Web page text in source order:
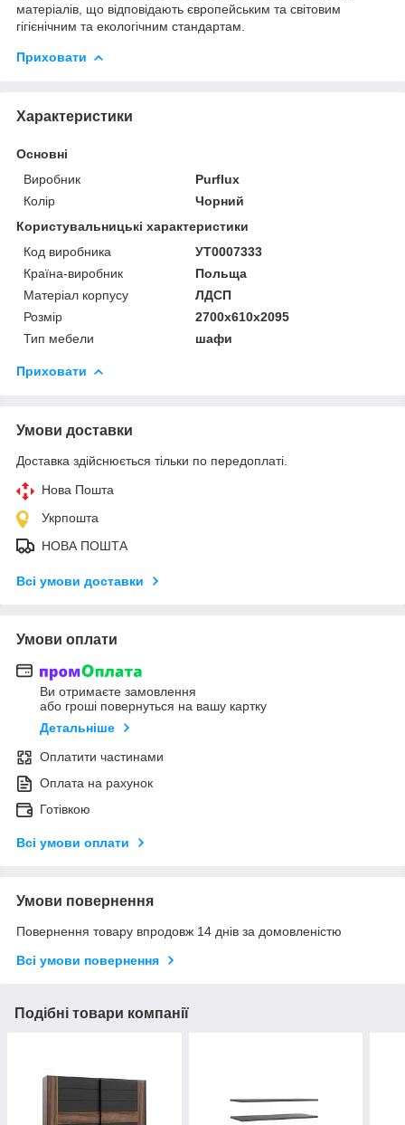
матеріалів, що відповідають європейським та світовим
гігієнічним та екологічним стандартам.
Приховати
Характеристики
Основні
Виробник
Purflux
Колір
Чорний
Користувальницькі характеристики
Код виробника
УТ0007333
Країна-виробник
Польща
Матеріал корпусу
ЛДСП
Розмір
2700x610x2095
Тип мебели
шафи
Приховати
Умови доставки
Доставка здійснюється тільки по передоплаті.
Нова Пошта
Укрпошта
НОВА ПОШТА
Всі умови доставки
Умови оплати
Ви отримаєте замовлення
або гроші повернуться на вашу картку
Детальніше
Оплатити частинами
Оплата на рахунок
Готівкою
Всі умови оплати
Умови повернення
Повернення товару впродовж 14 днів за домовленістю
Всі умови повернення
Подібні товари компанії